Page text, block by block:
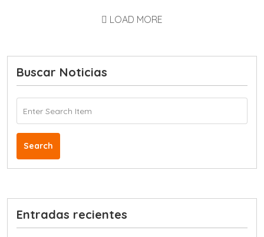
LOAD MORE
Buscar Noticias
Search
Entradas recientes